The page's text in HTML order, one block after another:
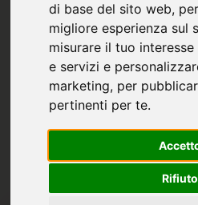
di base del sito web,
migliore esperienza sul
misurare il tuo
e servizi e
marketing, per
pertinenti per te.
Rifiuto